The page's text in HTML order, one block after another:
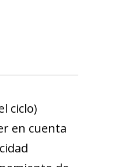
ciclo)
en cuenta